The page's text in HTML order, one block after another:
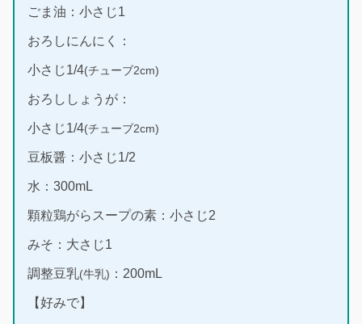
ごま油：小さじ1
おろしにんにく：
小さじ1/4(チューブ2cm)
おろししょうが：
小さじ1/4(チューブ2cm)
豆板醤：小さじ1/2
水：300mL
顆粒鶏がらスープの素：小さじ2
みそ：大さじ1
調整豆乳(牛乳) ：200mL
【好みで】